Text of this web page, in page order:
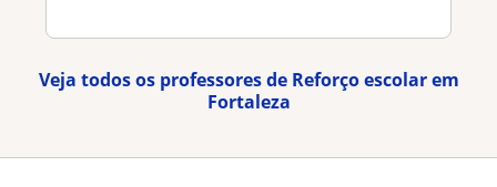
Veja todos os professores de Reforço escolar em
Fortaleza